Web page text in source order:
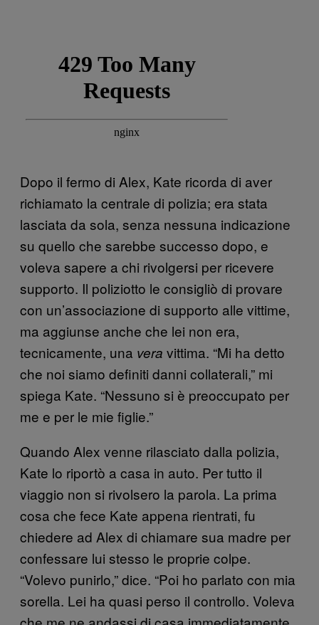
Dopo il fermo di Alex, Kate ricorda di aver
richiamato la centrale di polizia; era stata
lasciata da sola, senza nessuna indicazione
su quello che sarebbe successo dopo, e
voleva sapere a chi rivolgersi per ricevere
supporto. Il poliziotto le consigliò di provare
con un’associazione di supporto alle vittime,
ma aggiunse anche che lei non era,
tecnicamente, una vera vittima. “Mi ha detto
che noi siamo definiti danni collaterali,” mi
spiega Kate. “Nessuno si è preoccupato per
me e per le mie figlie.”
Quando Alex venne rilasciato dalla polizia,
Kate lo riportò a casa in auto. Per tutto il
viaggio non si rivolsero la parola. La prima
cosa che fece Kate appena rientrati, fu
chiedere ad Alex di chiamare sua madre per
confessare lui stesso le proprie colpe.
“Volevo punirlo,” dice. “Poi ho parlato con mia
sorella. Lei ha quasi perso il controllo. Voleva